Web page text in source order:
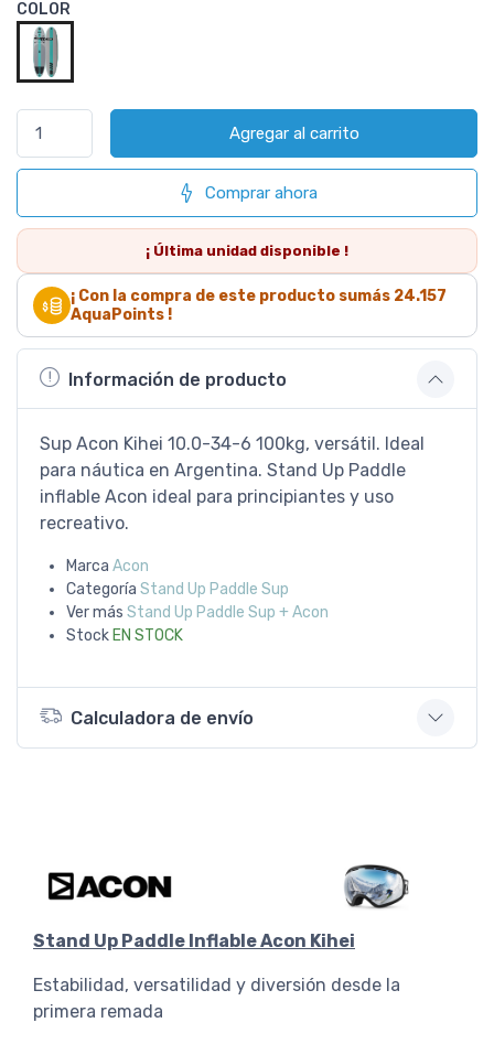
COLOR
Agregar al carrito
Comprar ahora
¡ Última unidad disponible !
¡ Con la compra de este producto sumás 24.157
AquaPoints !
Información de producto
Sup Acon Kihei 10.0-34-6 100kg, versátil. Ideal
para náutica en Argentina. Stand Up Paddle
inflable Acon ideal para principiantes y uso
recreativo.
Marca Acon
Categoría Stand Up Paddle Sup
Ver más Stand Up Paddle Sup + Acon
StockEN STOCK
Calculadora de envío
Stand Up Paddle Inflable Acon Kihei
Estabilidad, versatilidad y diversión desde la
primera remada